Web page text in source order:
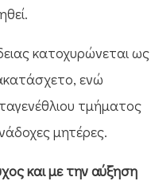
κατοχυρώνεται ως
ενώ
τμήματος
μητέρες.
και με την αύξηση